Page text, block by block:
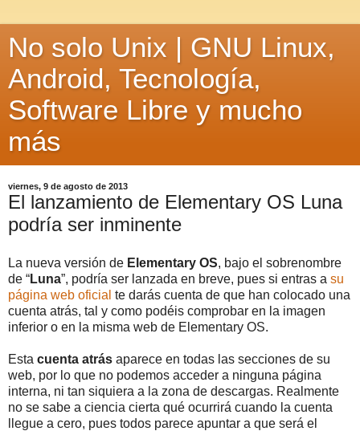
No solo Unix | GNU Linux,
Android, Tecnología,
Software Libre y mucho
más
viernes, 9 de agosto de 2013
El lanzamiento de Elementary OS Luna
podría ser inminente
La nueva versión de Elementary OS, bajo el sobrenombre
de “Luna”, podría ser lanzada en breve, pues si entras a su
página web oficial te darás cuenta de que han colocado una
cuenta atrás, tal y como podéis comprobar en la imagen
inferior o en la misma web de Elementary OS.
Esta cuenta atrás aparece en todas las secciones de su
web, por lo que no podemos acceder a ninguna página
interna, ni tan siquiera a la zona de descargas. Realmente
no se sabe a ciencia cierta qué ocurrirá cuando la cuenta
llegue a cero, pues todos parece apuntar a que será el